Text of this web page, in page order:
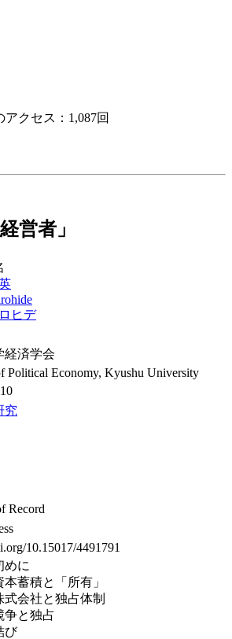
クセス：1,087回
営者」
ヒデ
経済学会
Political Economy, Kyushu University
究
Record
10.15017/4491791
めに
本蓄積と「所有」
式会社と独占体制
争と独占
び